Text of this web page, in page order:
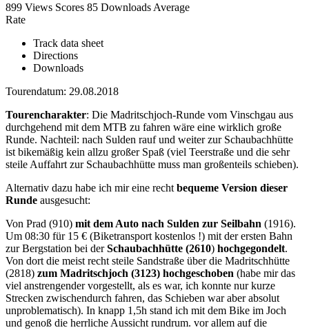
899 Views Scores 85 Downloads Average
Rate
Track data sheet
Directions
Downloads
Tourendatum: 29.08.2018
Tourencharakter: Die Madritschjoch-Runde vom Vinschgau aus
durchgehend mit dem MTB zu fahren wäre eine wirklich große
Runde. Nachteil: nach Sulden rauf und weiter zur Schaubachhütte
ist bikemäßig kein allzu großer Spaß (viel Teerstraße und die sehr
steile Auffahrt zur Schaubachhütte muss man großenteils schieben).
Alternativ dazu habe ich mir eine recht bequeme Version dieser
Runde ausgesucht:
Von Prad (910) mit dem Auto nach Sulden zur Seilbahn (1916).
Um 08:30 für 15 € (Biketransport kostenlos !) mit der ersten Bahn
zur Bergstation bei derSchaubachhütte (2610) hochgegondelt.
Von dort die meist recht steile Sandstraße über die Madritschhütte
(2818) zum Madritschjoch (3123) hochgeschoben (habe mir das
viel anstrengender vorgestellt, als es war, ich konnte nur kurze
Strecken zwischendurch fahren, das Schieben war aber absolut
unproblematisch). In knapp 1,5h stand ich mit dem Bike im Joch
und genoß die herrliche Aussicht rundrum. vor allem auf die